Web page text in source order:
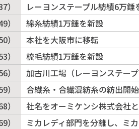
）
レーヨンステープル紡績6万錘
）
綿糸紡績1万錘を新設
）
本社を大阪市に移転
）
梳毛紡績1万錘を新設
）
加古川工場（レーヨンステー
）
合繊糸・合繊混紡糸の紡出開始
）
社名をオーミケンシ株式会社
）
ミカレディ部門を分離し、ミ